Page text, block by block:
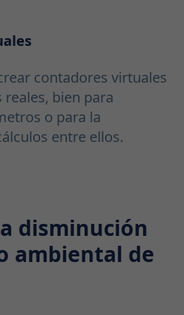
contadores virtuales
reales, bien para
o para la
entre ellos.
disminución
ambiental de